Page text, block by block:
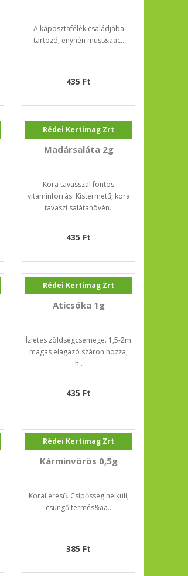
A káposztafélék családjába
tartozó, enyhén must&aac..
435 Ft
Rédei Kertimag Zrt
Madársaláta 2g
Kora tavasszal fontos
vitaminforrás. Kistermetű, kora
tavaszi salátanövén..
435 Ft
Rédei Kertimag Zrt
Aticsóka 1g
Ízletes zöldségcsemege. 1,5-2m
magas elágazó száron hozza,
h..
435 Ft
Rédei Kertimag Zrt
Kárminvörös 0,5g
Korai érésű. Csípősség nélküli,
csüngő termés&aa..
385 Ft